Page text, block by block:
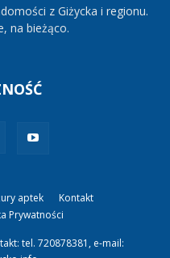
z Giżycka i regionu.
na bieżąco.
aptek
Kontakt
Prywatności
tel. 720878381, e-mail: